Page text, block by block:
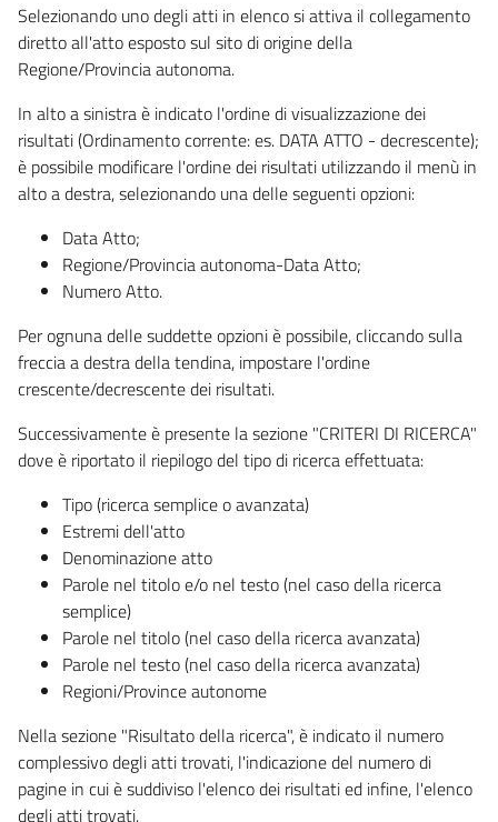
Selezionando uno degli atti in elenco si attiva il collegamento
diretto all'atto esposto sul sito di origine della
Regione/Provincia autonoma.
In alto a sinistra è indicato l'ordine di visualizzazione dei
risultati (Ordinamento corrente: es. DATA ATTO - decrescente);
è possibile modificare l'ordine dei risultati utilizzando il menù in
alto a destra, selezionando una delle seguenti opzioni:
Data Atto;
Regione/Provincia autonoma-Data Atto;
Numero Atto.
Per ognuna delle suddette opzioni è possibile, cliccando sulla
freccia a destra della tendina, impostare l'ordine
crescente/decrescente dei risultati.
Successivamente è presente la sezione "CRITERI DI RICERCA"
dove è riportato il riepilogo del tipo di ricerca effettuata:
Tipo (ricerca semplice o avanzata)
Estremi dell'atto
Denominazione atto
Parole nel titolo e/o nel testo (nel caso della ricerca
semplice)
Parole nel titolo (nel caso della ricerca avanzata)
Parole nel testo (nel caso della ricerca avanzata)
Regioni/Province autonome
Nella sezione "Risultato della ricerca", è indicato il numero
complessivo degli atti trovati, l'indicazione del numero di
pagine in cui è suddiviso l'elenco dei risultati ed infine, l'elenco
degli atti trovati.